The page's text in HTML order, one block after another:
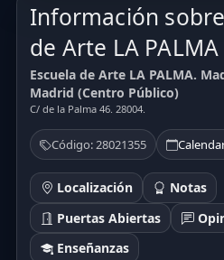
Información
de Arte LA PALMA
Escuela de Arte LA PALMA.
Madrid (Centro Público)
C/ de la Palma 46. 28004.
Código: 28021355
Localización
Notas
Puertas Abiertas
Enseñanzas